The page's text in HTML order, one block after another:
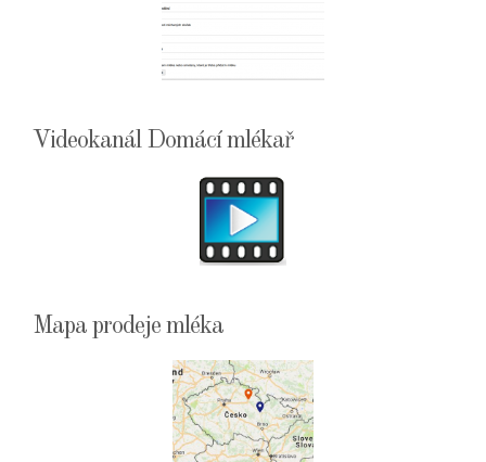
Videokanál Domácí mlékař
Mapa prodeje mléka